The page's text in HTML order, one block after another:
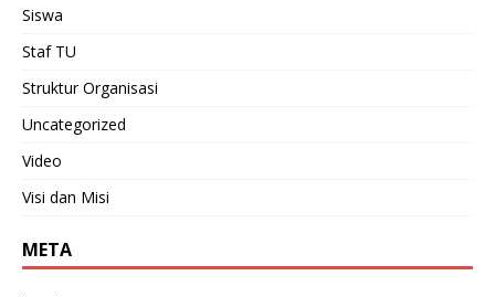
Siswa
Staf TU
Struktur Organisasi
Uncategorized
Video
Visi dan Misi
META